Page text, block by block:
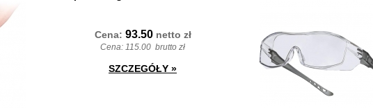
Cena: 93.50 netto zł
Cena: 115.00 brutto zł
SZCZEGÓŁY »